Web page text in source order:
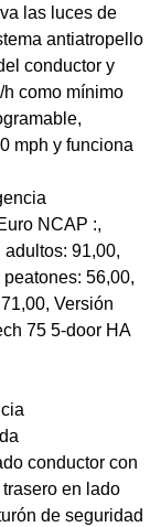
las luces de
antiatropello
conductor y
como mínimo
mph y funciona
NCAP :,
91,00,
56,00,
Versión
75 5-door HA
conductor con
en lado
de seguridad